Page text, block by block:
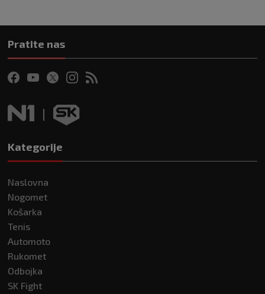
Pratite nas
Kategorije
Naslovna
Nogomet
Košarka
Tenis
Automoto
Rukomet
Odbojka
SK Fight